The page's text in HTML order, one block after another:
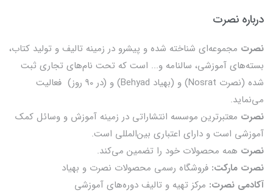
درباره نصرت
نصرت مجموعه‌ای شناخته شده و پیشرو در زمینه تالیف و تولید کتاب،
بسته‌های آموزشی، سالنامه و... است که تحت نام‌های تجاری ثبت
شده (نصرت Nosrat) و (بهیاد Behyad) و (در 90 روز) فعالیت
می‌نماید.
نصرت معتبرترین موسسه انتشاراتی در زمینه آموزش و وسائل کمک
آموزشی است و دارای اعتباری بین‌المللی است.
نصرت همه محصولات خود را تضمين می‌كند.
نصرت مارکت: فروشگاه رسمی محصولات نصرت و بهیاد
آکادمی نصرت: مرکز تهیه و تالیف دوره‌های آموزشی